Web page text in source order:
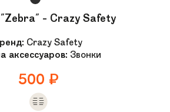
- Crazy Safety
Crazy Safety
аксессуаров: Звонки
500 ₽